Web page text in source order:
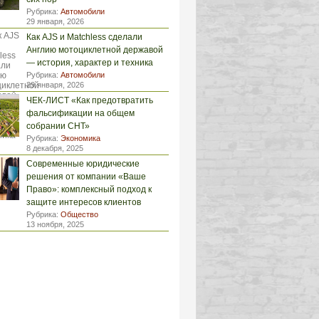
Рубрика: Автомобили
29 января, 2026
Как AJS и Matchless сделали
Англию мотоциклетной державой
— история, характер и техника
Рубрика: Автомобили
29 января, 2026
ЧЕК-ЛИСТ «Как предотвратить
фальсификации на общем
собрании СНТ»
Рубрика: Экономика
8 декабря, 2025
Современные юридические
решения от компании «Ваше
Право»: комплексный подход к
защите интересов клиентов
Рубрика: Общество
13 ноября, 2025